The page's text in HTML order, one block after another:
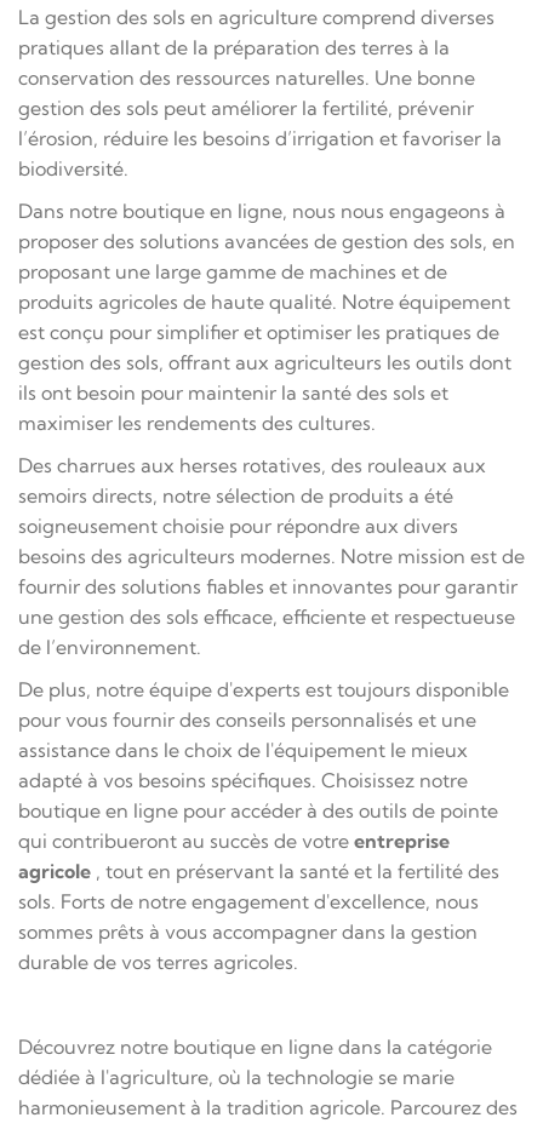
La gestion des sols en agriculture comprend diverses
pratiques allant de la préparation des terres à la
conservation des ressources naturelles. Une bonne
gestion des sols peut améliorer la fertilité, prévenir
l’érosion, réduire les besoins d’irrigation et favoriser la
biodiversité.
Dans notre boutique en ligne, nous nous engageons à
proposer des solutions avancées de gestion des sols, en
proposant une large gamme de machines et de
produits agricoles de haute qualité. Notre équipement
est conçu pour simplifier et optimiser les pratiques de
gestion des sols, offrant aux agriculteurs les outils dont
ils ont besoin pour maintenir la santé des sols et
maximiser les rendements des cultures.
Des charrues aux herses rotatives, des rouleaux aux
semoirs directs, notre sélection de produits a été
soigneusement choisie pour répondre aux divers
besoins des agriculteurs modernes. Notre mission est de
fournir des solutions fiables et innovantes pour garantir
une gestion des sols efficace, efficiente et respectueuse
de l’environnement.
De plus, notre équipe d'experts est toujours disponible
pour vous fournir des conseils personnalisés et une
assistance dans le choix de l'équipement le mieux
adapté à vos besoins spécifiques. Choisissez notre
boutique en ligne pour accéder à des outils de pointe
qui contribueront au succès de votre entreprise
agricole , tout en préservant la santé et la fertilité des
sols. Forts de notre engagement d'excellence, nous
sommes prêts à vous accompagner dans la gestion
durable de vos terres agricoles.
Découvrez notre boutique en ligne dans la catégorie
dédiée à l'agriculture, où la technologie se marie
harmonieusement à la tradition agricole. Parcourez des